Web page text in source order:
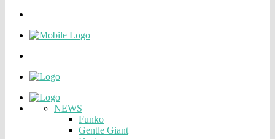
NEWS
Funko
Gentle Giant